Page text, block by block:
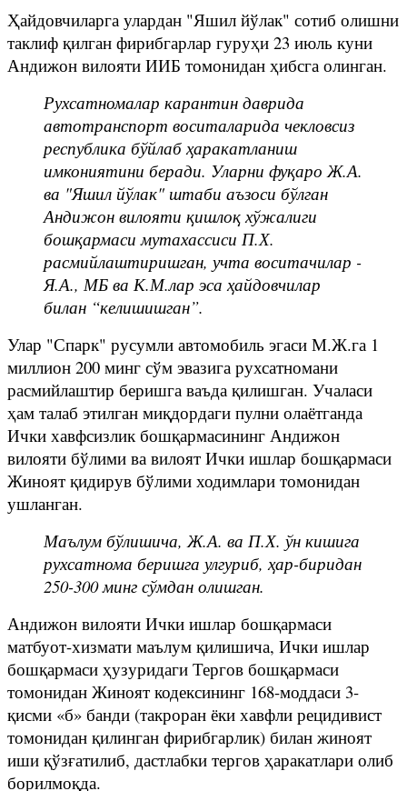
Ҳайдовчиларга улардан "Яшил йўлак" сотиб олишни
таклиф қилган фирибгарлар гуруҳи 23 июль куни
Андижон вилояти ИИБ томонидан ҳибсга олинган.
Рухсатномалар карантин даврида
автотранспорт воситаларида чекловсиз
республика бўйлаб ҳаракатланиш
имкониятини беради. Уларни фуқаро Ж.А.
ва "Яшил йўлак" штаби аъзоси бўлган
Андижон вилояти қишлоқ хўжалиги
бошқармаси мутахассиси П.Х.
расмийлаштиришган, учта воситачилар -
Я.А., МБ ва К.М.лар эса ҳайдовчилар
билан “келишишган”.
Улар "Спарк" русумли автомобиль эгаси М.Ж.га 1
миллион 200 минг сўм эвазига рухсатномани
расмийлаштир беришга ваъда қилишган. Учаласи
ҳам талаб этилган миқдордаги пулни олаётганда
Ички хавфсизлик бошқармасининг Андижон
вилояти бўлими ва вилоят Ички ишлар бошқармаси
Жиноят қидирув бўлими ходимлари томонидан
ушланган.
Маълум бўлишича, Ж.А. ва П.Х. ўн кишига
рухсатнома беришга улгуриб, ҳар-биридан
250-300 минг сўмдан олишган.
Андижон вилояти Ички ишлар бошқармаси
матбуот-хизмати маълум қилишича, Ички ишлар
бошқармаси ҳузуридаги Тергов бошқармаси
томонидан Жиноят кодексининг 168-моддаси 3-
қисми «б» банди (такроран ёки хавфли рецидивист
томонидан қилинган фирибгарлик) билан жиноят
иши қўзғатилиб, дастлабки тергов ҳаракатлари олиб
борилмоқда.